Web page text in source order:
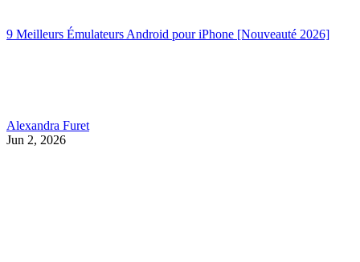
9 Meilleurs Émulateurs Android pour iPhone [Nouveauté 2026]
Alexandra Furet
Jun 2, 2026